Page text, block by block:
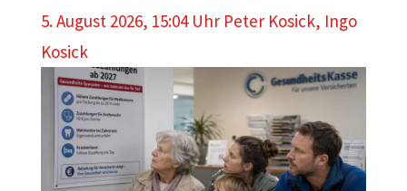
5. August 2026, 15:04 Uhr Peter Kosick, Ingo
Kosick